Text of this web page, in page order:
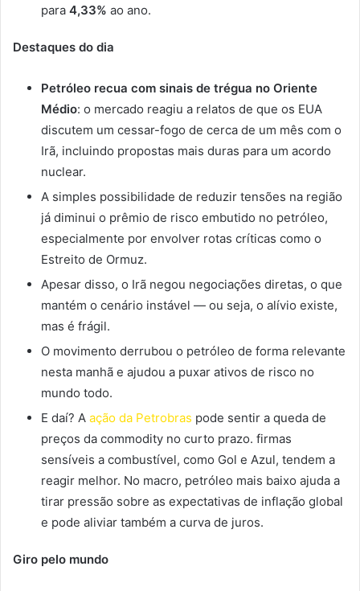
para 4,33% ao ano.
Destaques do dia
Petróleo recua com sinais de trégua no Oriente
Médio: o mercado reagiu a relatos de que os EUA
discutem um cessar-fogo de cerca de um mês com o
Irã, incluindo propostas mais duras para um acordo
nuclear.
A simples possibilidade de reduzir tensões na região
já diminui o prêmio de risco embutido no petróleo,
especialmente por envolver rotas críticas como o
Estreito de Ormuz.
Apesar disso, o Irã negou negociações diretas, o que
mantém o cenário instável — ou seja, o alívio existe,
mas é frágil.
O movimento derrubou o petróleo de forma relevante
nesta manhã e ajudou a puxar ativos de risco no
mundo todo.
E daí? A ação da Petrobras pode sentir a queda de
preços da commodity no curto prazo. firmas
sensíveis a combustível, como Gol e Azul, tendem a
reagir melhor. No macro, petróleo mais baixo ajuda a
tirar pressão sobre as expectativas de inflação global
e pode aliviar também a curva de juros.
Giro pelo mundo